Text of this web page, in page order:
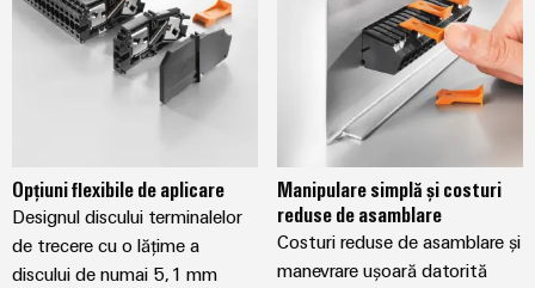
Opțiuni flexibile de aplicare
Designul discului terminalelor
de trecere cu o lățime a
discului de numai 5,1 mm
Manipulare simplă și costuri
reduse de asamblare
Costuri reduse de asamblare și
manevrare ușoară datorită